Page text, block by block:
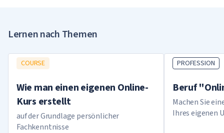
Lernen nach Themen
COURSE
Wie man einen eigenen Online-
Kurs erstellt
auf der Grundlage persönlicher
Fachkenntnisse
PROFESSION
Beruf
Machen Sie
Ihres eigenen